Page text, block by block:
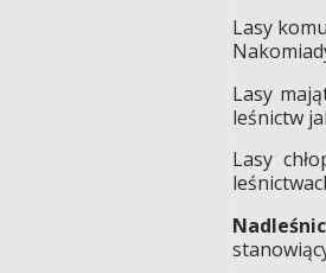
Lasy
Lasy
leśnictw
Lasy